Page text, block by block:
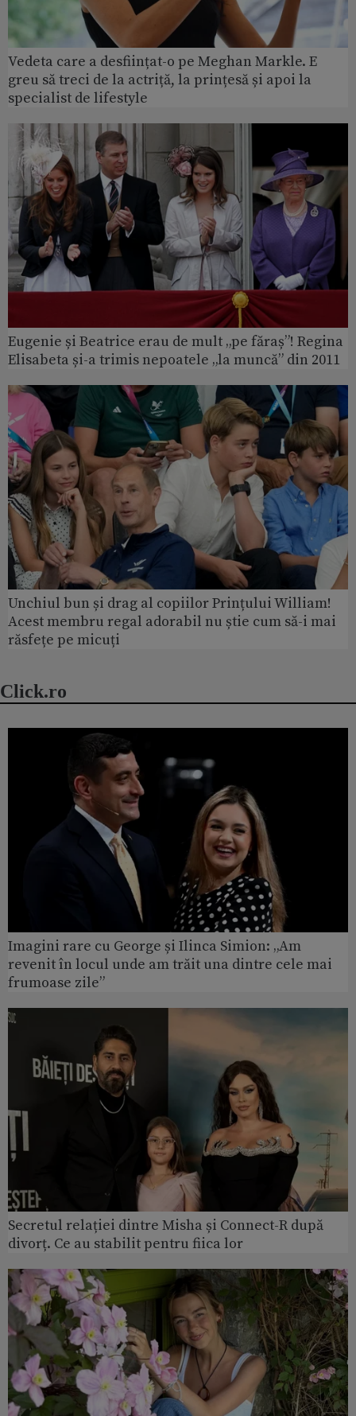
Vedeta care a desființat-o pe Meghan Markle. E
greu să treci de la actriță, la prințesă și apoi la
specialist de lifestyle
Eugenie și Beatrice erau de mult „pe făraș”! Regina
Elisabeta și-a trimis nepoatele „la muncă” din 2011
Unchiul bun și drag al copiilor Prințului William!
Acest membru regal adorabil nu știe cum să-i mai
răsfețe pe micuți
Click.ro
Imagini rare cu George și Ilinca Simion: „Am
revenit în locul unde am trăit una dintre cele mai
frumoase zile”
Secretul relației dintre Misha și Connect-R după
divorț. Ce au stabilit pentru fiica lor